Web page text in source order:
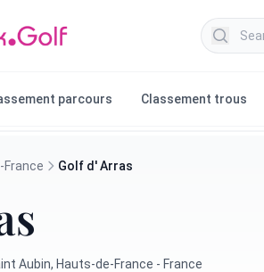
Search
parcours Classement trous
France Golf d' Arras
Aubin, Hauts-de-France - France